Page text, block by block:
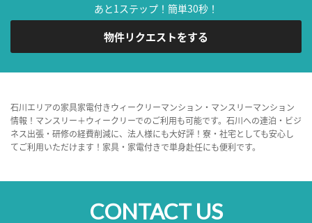
あと1ステップ！簡単30秒！
物件リクエストをする
石川エリアの家具家電付きウィークリーマンション・マンスリーマンション
情報！マンスリー＋ウィークリーでのご利用も可能です。石川への連泊・ビジ
ネス出張・研修の経費削減に、法人様にも大好評！寮・社宅としても安心し
てご利用いただけます！家具・家電付きで単身赴任にも便利です。
CONTACT US